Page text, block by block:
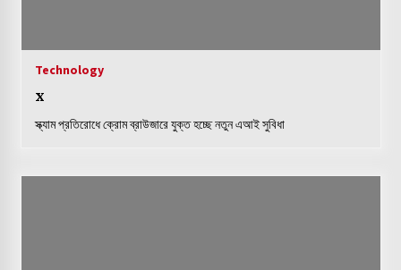
Technology
x
স্ক্যাম প্রতিরোধে ক্রোম ব্রাউজারে যুক্ত হচ্ছে নতুন এআই সুবিধা